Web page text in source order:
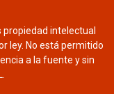
propiedad intelectual
ley. No está permitido
a la fuente y sin